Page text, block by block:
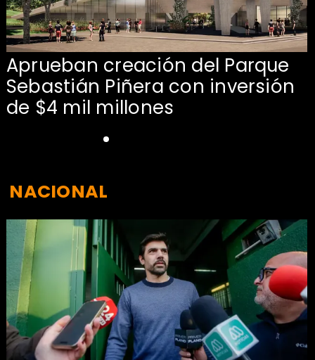
Aprueban creación del Parque
Sebastián Piñera con inversión
de $4 mil millones
NACIONAL